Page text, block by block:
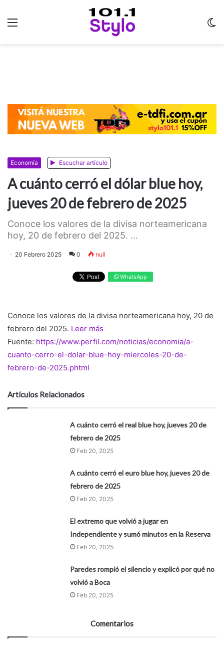
Economía Escuchar artículo
A cuánto cerró el dólar blue hoy,
jueves 20 de febrero de 2025
Conoce los valores de la divisa norteamericana
hoy, 20 de febrero del 2025. ...
20 Febrero 2025 0 null
WhatsApp
Conoce los valores de la divisa norteamericana hoy, 20 de
febrero del 2025. Leer más
Fuente: https://www.perfil.com/noticias/economia/a-
cuanto-cerro-el-dolar-blue-hoy-miercoles-20-de-
febrero-de-2025.phtml
Artículos Relacionados
A cuánto cerró el real blue hoy, jueves 20 de
febrero de 2025
Feb 20, 2025
A cuánto cerró el euro blue hoy, jueves 20 de
febrero de 2025
Feb 20, 2025
El extremo que volvió a jugar en
Independiente y sumó minutos en la Reserva
Feb 20, 2025
Paredes rompió el silencio y explicó por qué no
volvió a Boca
Feb 20, 2025
Comentarios